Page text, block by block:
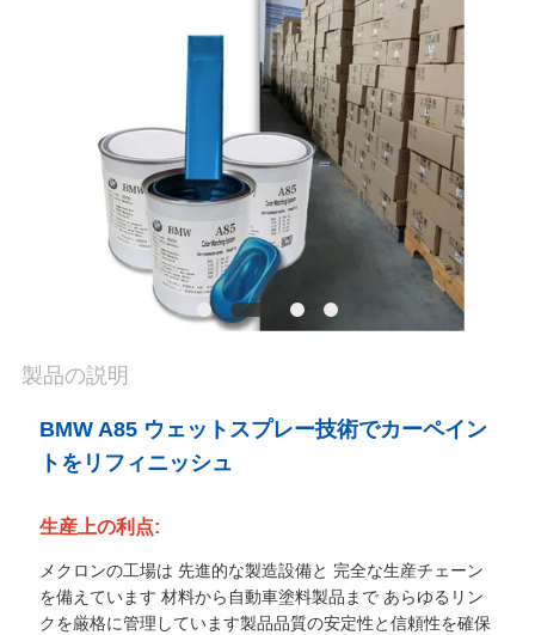
い
製品の説明
BMW A85 ウェットスプレー技術でカーペイン
トをリフィニッシュ
生産上の利点:
メクロンの工場は 先進的な製造設備と 完全な生産チェーン
を備えています 材料から自動車塗料製品まで あらゆるリン
クを厳格に管理しています製品品質の安定性と信頼性を確保